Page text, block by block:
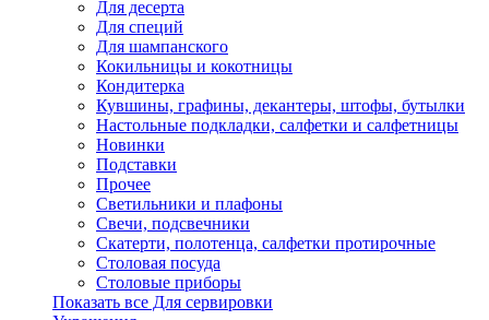
Для десерта
Для специй
Для шампанского
Кокильницы и кокотницы
Кондитерка
Кувшины, графины, декантеры, штофы, бутылки
Настольные подкладки, салфетки и салфетницы
Новинки
Подставки
Прочее
Светильники и плафоны
Свечи, подсвечники
Скатерти, полотенца, салфетки протирочные
Столовая посуда
Столовые приборы
Показать все Для сервировки